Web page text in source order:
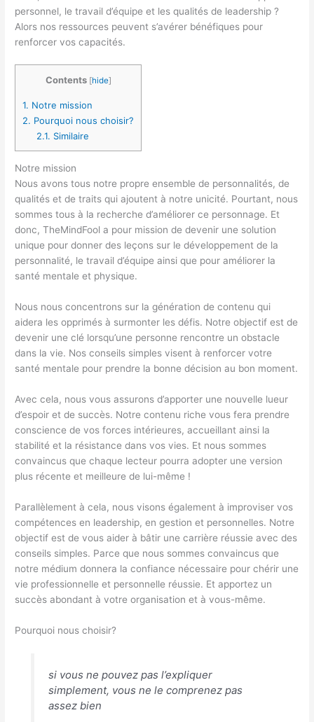
personnel, le travail d’équipe et les qualités de leadership ?
Alors nos ressources peuvent s’avérer bénéfiques pour
renforcer vos capacités.
Contents [hide]
1. Notre mission
2. Pourquoi nous choisir?
2.1. Similaire
Notre mission
Nous avons tous notre propre ensemble de personnalités, de
qualités et de traits qui ajoutent à notre unicité. Pourtant, nous
sommes tous à la recherche d’améliorer ce personnage. Et
donc, TheMindFool a pour mission de devenir une solution
unique pour donner des leçons sur le développement de la
personnalité, le travail d’équipe ainsi que pour améliorer la
santé mentale et physique.
Nous nous concentrons sur la génération de contenu qui
aidera les opprimés à surmonter les défis. Notre objectif est de
devenir une clé lorsqu’une personne rencontre un obstacle
dans la vie. Nos conseils simples visent à renforcer votre
santé mentale pour prendre la bonne décision au bon moment.
Avec cela, nous vous assurons d’apporter une nouvelle lueur
d’espoir et de succès. Notre contenu riche vous fera prendre
conscience de vos forces intérieures, accueillant ainsi la
stabilité et la résistance dans vos vies. Et nous sommes
convaincus que chaque lecteur pourra adopter une version
plus récente et meilleure de lui-même !
Parallèlement à cela, nous visons également à improviser vos
compétences en leadership, en gestion et personnelles. Notre
objectif est de vous aider à bâtir une carrière réussie avec des
conseils simples. Parce que nous sommes convaincus que
notre médium donnera la confiance nécessaire pour chérir une
vie professionnelle et personnelle réussie. Et apportez un
succès abondant à votre organisation et à vous-même.
Pourquoi nous choisir?
si vous ne pouvez pas l’expliquer
simplement, vous ne le comprenez pas
assez bien